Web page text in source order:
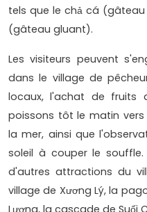
tels que le chả cá
(gâteau gluant).
Les visiteurs peuvent
dans le village de
locaux, l'achat de fruits
poissons tôt le matin
la mer, ainsi que
soleil à couper le souffle.
d'autres attractions du
village de Xương Lý, la